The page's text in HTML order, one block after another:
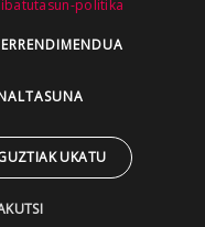
politika
ERRENDIMENDUA
UKATU